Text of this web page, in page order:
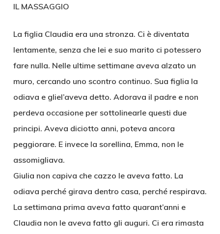
IL MASSAGGIO
La figlia Claudia era una stronza. Ci è diventata
lentamente, senza che lei e suo marito ci potessero
fare nulla. Nelle ultime settimane aveva alzato un
muro, cercando uno scontro continuo. Sua figlia la
odiava e gliel’aveva detto. Adorava il padre e non
perdeva occasione per sottolinearle questi due
principi. Aveva diciotto anni, poteva ancora
peggiorare. E invece la sorellina, Emma, non le
assomigliava.
Giulia non capiva che cazzo le aveva fatto. La
odiava perché girava dentro casa, perché respirava.
La settimana prima aveva fatto quarant’anni e
Claudia non le aveva fatto gli auguri. Ci era rimasta